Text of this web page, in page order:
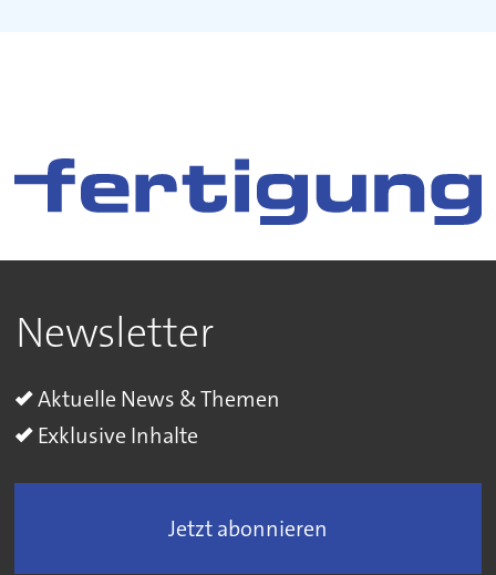
Newsletter
Aktuelle News & Themen
Exklusive Inhalte
Jetzt abonnieren